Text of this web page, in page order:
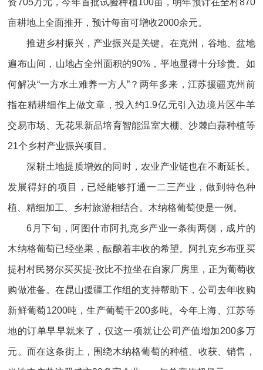
资705万元，今年首批试验种植100亩，明年预计在全村870
亩耕地上全面推开，预计每亩可增收2000余元。
推进乡村振兴，产业振兴是关键。在克州，谷地、盆地
遍布山间，山地占全州面积的90%，平地显得十分珍贵。如
何解决“一方水土难养一方人”？两年多来，江苏援疆克州前
指在精耕细作上做文章，投入约1.9亿元引入边境片区牛羊
交易市场、无花果新品培育智能温室大棚、沙棘白蒜种植等
21个乡村产业振兴项目。
深耕土地提质增效的同时，农业产业链也在不断延长。
发展得好的项目，已经能够打通一二三产业，做到特色种
植、精细加工、乡村旅游相结合。木纳格葡萄便是一例。
6月下旬，阿图什市阿扎克乡产业一条街两侧，成片的
木纳格葡萄已经坐果，酝酿着丰收的希望。阿扎克乡布亚买
提村村民努尔买买提·孜比不拉坐在自家厂房里，正为葡萄收
购做准备。在昆山援疆工作组的支持帮助下，公司去年收购
新鲜葡萄1200吨，生产葡萄干200多吨。今年上海、江苏等
地的订单早早就来了，仅这一项就让公司产值增加200多万
元。而在这条街上，围绕木纳格葡萄的种植、收获、销售，